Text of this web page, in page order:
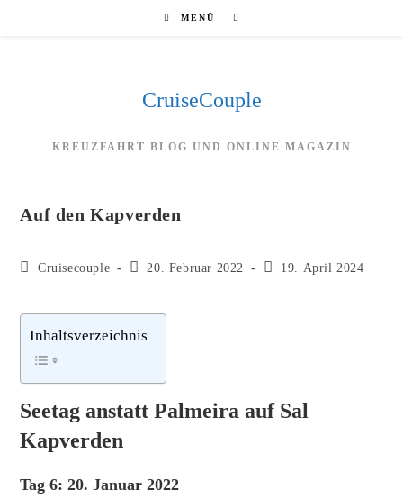
MENÜ
CruiseCouple
KREUZFAHRT BLOG UND ONLINE MAGAZIN
Auf den Kapverden
Beitrags-
Cruisecouple
Beitrag
20. Februar 2022
Beitrag19. April 2024
Inhaltsverzeichnis
Seetag anstatt Palmeira auf Sal
Kapverden
Tag 6: 20. Januar 2022